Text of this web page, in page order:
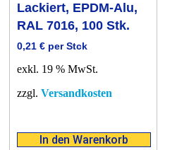
Lackiert, EPDM-Alu,
RAL 7016, 100 Stk.
0,21 € per Stck
exkl. 19 % MwSt.
zzgl. Versandkosten
In den Warenkorb